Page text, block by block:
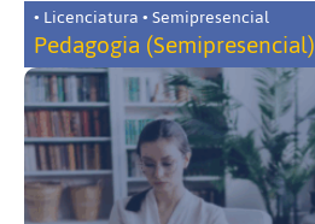
• Licenciatura • Semipresencial
Pedagogia (Semipresencial)